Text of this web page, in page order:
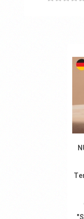
Додај во
Додај за